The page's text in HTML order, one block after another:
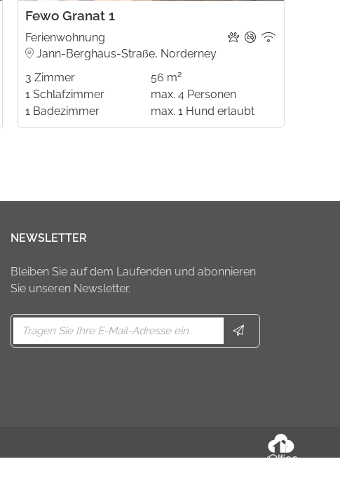
Fewo Granat 1
Ferienwohnung
Jann-Berghaus-Straße, Norderney
3 Zimmer
1 Schlafzimmer
1 Badezimmer
56 m2
max. 4 Personen
max. 1 Hund erlaubt
NEWSLETTER
Bleiben Sie auf dem Laufenden und abonnieren
Sie unseren Newsletter.